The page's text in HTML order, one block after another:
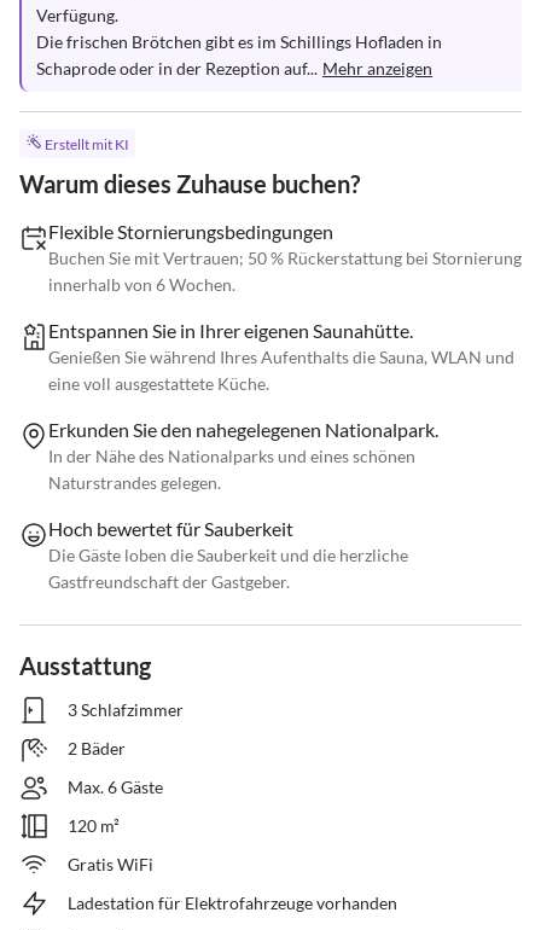
Verfügung.
Die frischen Brötchen gibt es im Schillings Hofladen in
Schaprode oder in der Rezeption auf... Mehr anzeigen
Erstellt mit KI
Warum dieses Zuhause buchen?
Flexible Stornierungsbedingungen
Buchen Sie mit Vertrauen; 50 % Rückerstattung bei Stornierung
innerhalb von 6 Wochen.
Entspannen Sie in Ihrer eigenen Saunahütte.
Genießen Sie während Ihres Aufenthalts die Sauna, WLAN und
eine voll ausgestattete Küche.
Erkunden Sie den nahegelegenen Nationalpark.
In der Nähe des Nationalparks und eines schönen
Naturstrandes gelegen.
Hoch bewertet für Sauberkeit
Die Gäste loben die Sauberkeit und die herzliche
Gastfreundschaft der Gastgeber.
Ausstattung
3 Schlafzimmer
2 Bäder
Max. 6 Gäste
120 m²
Gratis WiFi
Ladestation für Elektrofahrzeuge vorhanden